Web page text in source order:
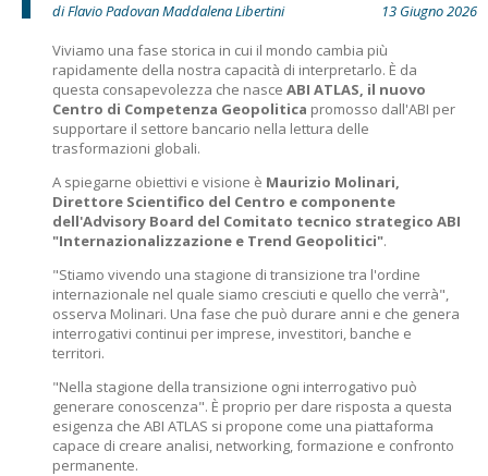
di Flavio Padovan Maddalena Libertini
13 Giugno 2026
Viviamo una fase storica in cui il mondo cambia più
rapidamente della nostra capacità di interpretarlo. È da
questa consapevolezza che nasce ABI ATLAS, il nuovo
Centro di Competenza Geopolitica promosso dall'ABI per
supportare il settore bancario nella lettura delle
trasformazioni globali.
A spiegarne obiettivi e visione è Maurizio Molinari,
Direttore Scientifico del Centro e componente
dell'Advisory Board del Comitato tecnico strategico ABI
"Internazionalizzazione e Trend Geopolitici".
"Stiamo vivendo una stagione di transizione tra l'ordine
internazionale nel quale siamo cresciuti e quello che verrà",
osserva Molinari. Una fase che può durare anni e che genera
interrogativi continui per imprese, investitori, banche e
territori.
"Nella stagione della transizione ogni interrogativo può
generare conoscenza". È proprio per dare risposta a questa
esigenza che ABI ATLAS si propone come una piattaforma
capace di creare analisi, networking, formazione e confronto
permanente.